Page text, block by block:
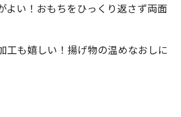
よい！おもちをひっくり返さず両面
工も嬉しい！揚げ物の温めなおしに